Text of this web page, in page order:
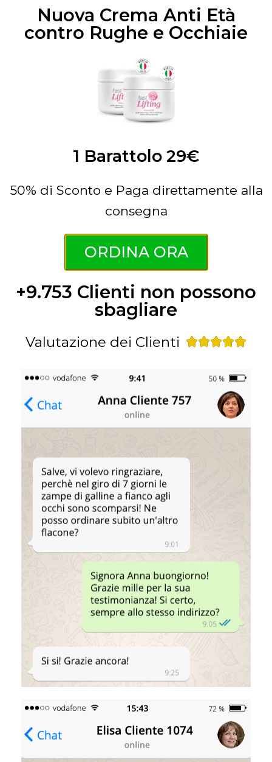
Nuova Crema Anti Età
contro Rughe e Occhiaie
1 Barattolo 29€
50% di Sconto e Paga direttamente alla
consegna
ORDINA ORA
+9.753 Clienti non possono
sbagliare
Valutazione dei Clienti 